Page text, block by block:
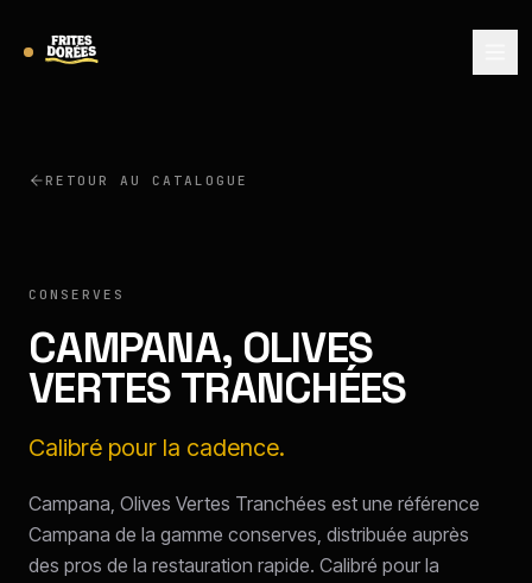
RETOUR AU CATALOGUE
CONSERVES
CAMPANA, OLIVES
VERTES TRANCHÉES
Calibré pour la cadence.
Campana, Olives Vertes Tranchées est une référence
Campana de la gamme conserves, distribuée auprès
des pros de la restauration rapide. Calibré pour la